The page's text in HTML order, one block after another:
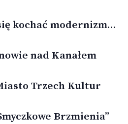
kochać modernizm…
nad Kanałem
Trzech Kultur
Brzmienia”